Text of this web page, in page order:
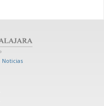
Noticias